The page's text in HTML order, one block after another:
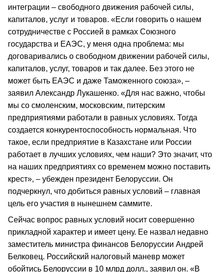
интеграции – свободного движения рабочей силы,
капиталов, услуг и товаров. «Если говорить о нашем
сотрудничестве с Россией в рамках Союзного
государства и ЕАЭС, у меня одна проблема: мы
договаривались о свободном движении рабочей силы,
капиталов, услуг, товаров и так далее. Без этого не
может быть ЕАЭС и даже Таможенного союза», –
заявил Александр Лукашенко. «Для нас важно, чтобы
мы со смоленским, московским, питерским
предприятиями работали в равных условиях. Тогда
создается конкурентоспособность нормальная. Что
такое, если предприятие в Казахстане или России
работает в лучших условиях, чем наши? Это значит, что
на наших предприятиях со временем можно поставить
крест», – убежден президент Белоруссии. Он
подчеркнул, что добиться равных условий – главная
цель его участия в нынешнем саммите.
Сейчас вопрос равных условий носит совершенно
прикладной характер и имеет цену. Ее назвал недавно
заместитель министра финансов Белоруссии Андрей
Белковец. Российский налоговый маневр может
обойтись Белоруссии в 10 млрд долл., заявил он. «В